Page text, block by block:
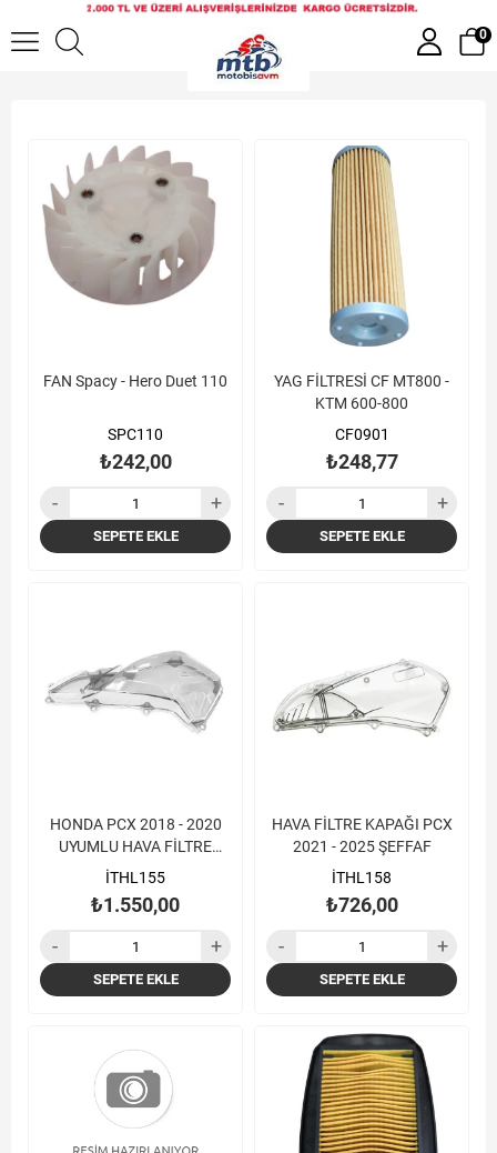
0
FAN Spacy - Hero Duet 110
SPC110
₺242,00
SEPETE EKLE
YAG FİLTRESİ CF MT800 -
KTM 600-800
CF0901
₺248,77
SEPETE EKLE
HONDA PCX 2018 - 2020
UYUMLU HAVA FİLTRE
KAPAĞI ŞEFFAF
İTHL155
₺1.550,00
SEPETE EKLE
HAVA FİLTRE KAPAĞI PCX
2021 - 2025 ŞEFFAF
İTHL158
₺726,00
SEPETE EKLE